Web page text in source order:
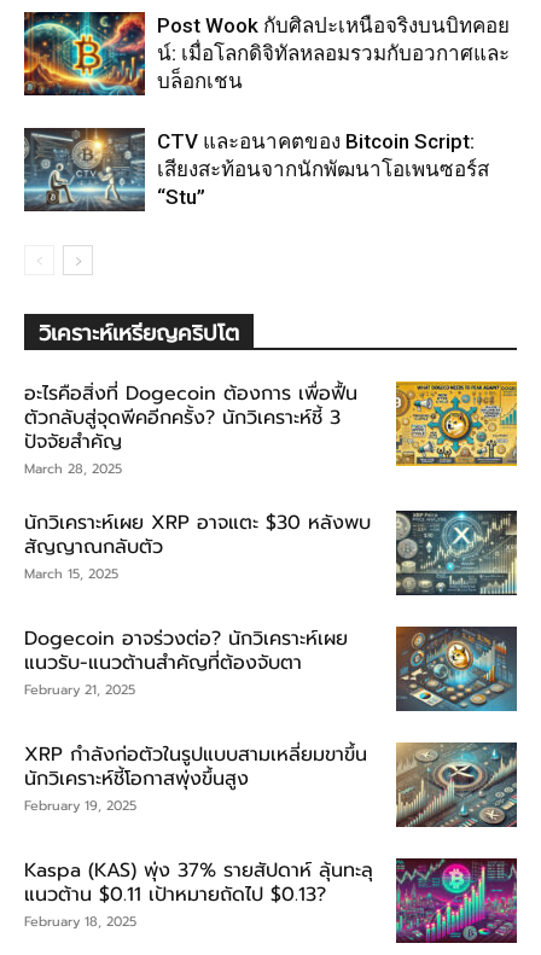
Post Wook กับศิลปะเหนือจริงบนบิทคอย
น์: เมื่อโลกดิจิทัลหลอมรวมกับอวกาศและ
บล็อกเชน
CTV และอนาคตของ Bitcoin Script:
เสียงสะท้อนจากนักพัฒนาโอเพนซอร์ส
“Stu”
วิเคราะห์เหรียญคริปโต
อะไรคือสิ่งที่ Dogecoin ต้องการ เพื่อฟื้น
ตัวกลับสู่จุดพีคอีกครั้ง? นักวิเคราะห์ชี้ 3
ปัจจัยสำคัญ
March 28, 2025
นักวิเคราะห์เผย XRP อาจแตะ $30 หลังพบ
สัญญาณกลับตัว
March 15, 2025
Dogecoin อาจร่วงต่อ? นักวิเคราะห์เผย
แนวรับ-แนวต้านสำคัญที่ต้องจับตา
February 21, 2025
XRP กำลังก่อตัวในรูปแบบสามเหลี่ยมขาขึ้น
นักวิเคราะห์ชี้โอกาสพุ่งขึ้นสูง
February 19, 2025
Kaspa (KAS) พุ่ง 37% รายสัปดาห์ ลุ้นทะลุ
แนวต้าน $0.11 เป้าหมายถัดไป $0.13?
February 18, 2025